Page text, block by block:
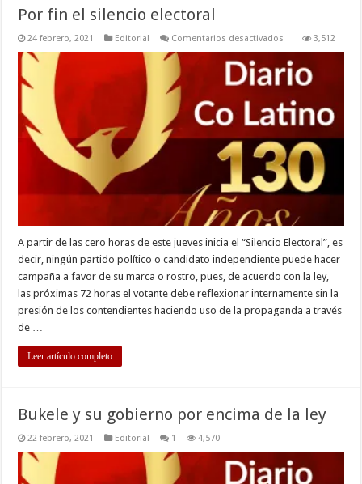
Por fin el silencio electoral
24 febrero, 2021 Editorial Comentarios desactivados
fin
el
silencio
3,512
A partir de las cero horas de este jueves inicia el “Silencio Electoral”, es
decir, ningún partido político o candidato independiente puede hacer
campaña a favor de su marca o rostro, pues, de acuerdo con la ley,
las próximas 72 horas el votante debe reflexionar internamente sin la
presión de los contendientes haciendo uso de la propaganda a través
de …
Leer artículo completo
Bukele y su gobierno por encima de la ley
22 febrero, 2021 Editorial 1 4,570